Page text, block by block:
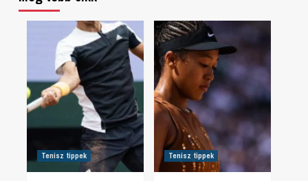
Tenisz tippek Tenisz tippek